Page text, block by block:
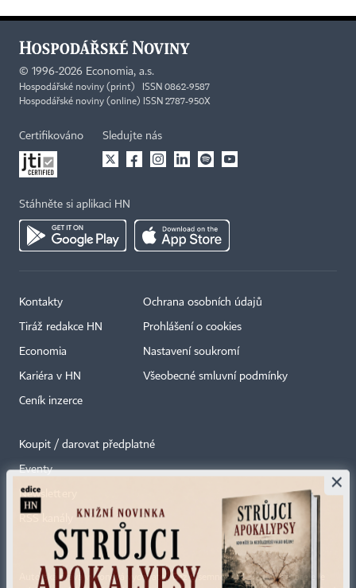
© 1996-2026 Economia, a.s.
Hospodářské noviny (print) ISSN 0862-9587
Hospodářské noviny (online) ISSN 2787-950X
Certifikováno Sledujte nás
Stáhněte si aplikaci HN
Kontakty
Tiráž redakce HN
Economia
Kariéra v HN
Ceník inzerce
Ochrana osobních údajů
Prohlášení o cookies
Nastavení soukromí
Všeobecné smluvní podmínky
Koupit / darovat předplatné
Eventy
Newslettery
Autorská práva vykonává vydavatel. Bez písemného svolení vydavatele je
×